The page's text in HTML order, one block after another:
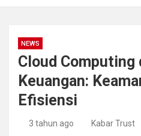
NEWS
Cloud
Keuangan:
Efisiensi
3 tahun ago Kabar Trust